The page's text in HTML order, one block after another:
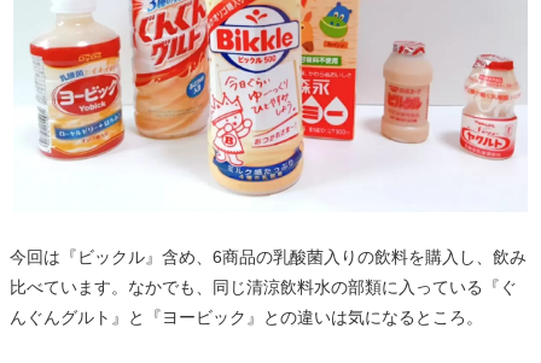
今回は『ビックル』含め、6商品の乳酸菌入りの飲料を購入し、飲み
比べています。なかでも、同じ清涼飲料水の部類に入っている『ぐ
んぐんグルト』と『ヨービック』との違いは気になるところ。